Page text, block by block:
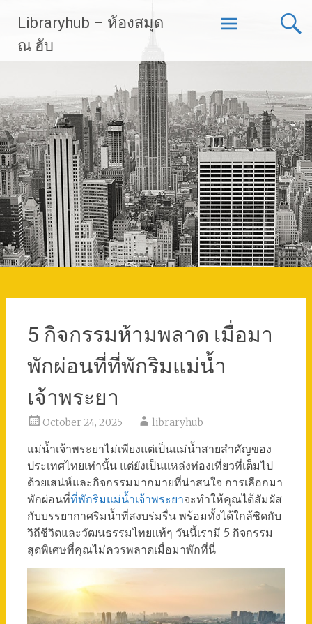
content
Libraryhub – ห้องสมุด
ณ ฮับ
5 กิจกรรมห้ามพลาด เมื่อมา
พักผ่อนที่ที่พักริมแม่น้ำ
เจ้าพระยา
October 24, 2025 libraryhub
แม่น้ำเจ้าพระยาไม่เพียงแต่เป็นแม่น้ำสายสำคัญของ
ประเทศไทยเท่านั้น แต่ยังเป็นแหล่งท่องเที่ยวที่เต็มไป
ด้วยเสน่ห์และกิจกรรมมากมายที่น่าสนใจ การเลือกมา
พักผ่อนที่ที่พักริมแม่น้ำเจ้าพระยาจะทำให้คุณได้สัมผัส
กับบรรยากาศริมน้ำที่สงบร่มรื่น พร้อมทั้งได้ใกล้ชิดกับ
วิถีชีวิตและวัฒนธรรมไทยแท้ๆ วันนี้เรามี 5 กิจกรรม
สุดพิเศษที่คุณไม่ควรพลาดเมื่อมาพักที่นี่